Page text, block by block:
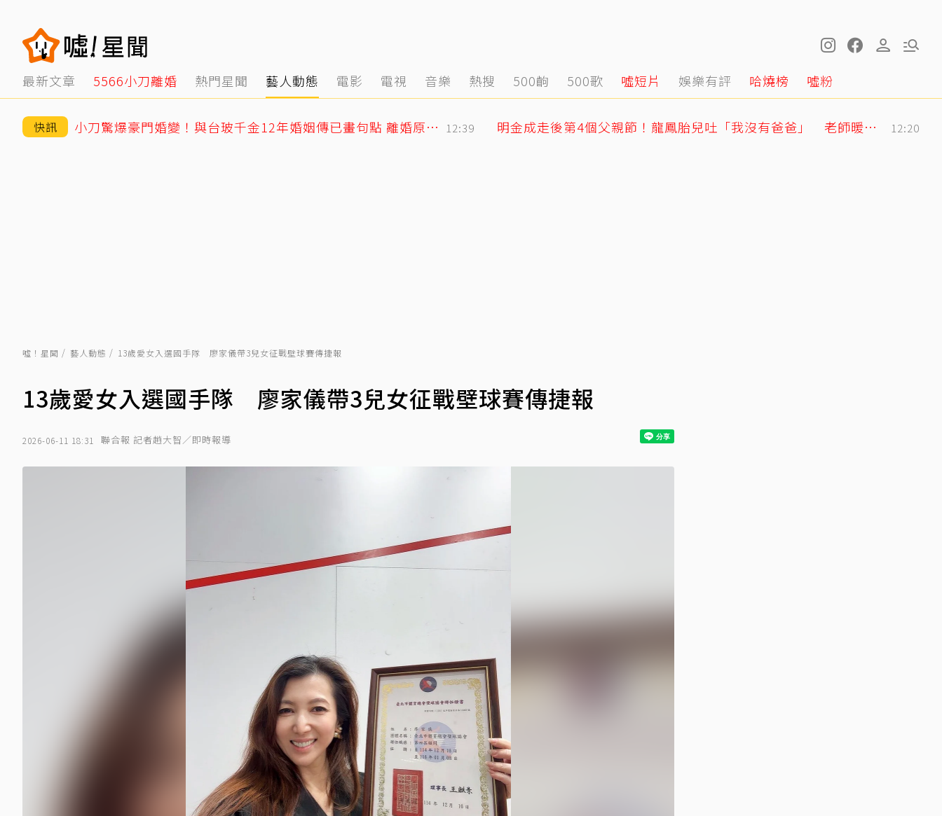
最新文章 5566小刀離婚 熱門星聞 藝人動態 電影 電視 音樂 熱搜 500齣 500歌 噓短片 娛樂有評 哈燒榜 噓粉
快訊 小刀驚爆豪門婚變！與台玻千金12年婚姻傳已畫句點 離婚原因曝光 12:39 明金成走後第4個父親節！龍鳳胎兒吐「我沒有爸爸」 老師暖回一句話全網鼻酸 12:20
噓！星聞 藝人動態 13歲愛女入選國手隊 廖家儀帶3兒女征戰壁球賽傳捷報
13歲愛女入選國手隊 廖家儀帶3兒女征戰壁球賽傳捷報
2026-06-11 18:31 聯合報 記者趙大智／即時報導